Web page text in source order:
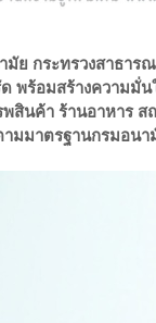
มัย กระทรวงสาธา
ด พร้อมสร้างความมั่
พสินค้า ร้านอาหาร
ามมาตรฐานกรมอน